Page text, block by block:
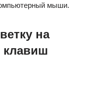
мыши.
на